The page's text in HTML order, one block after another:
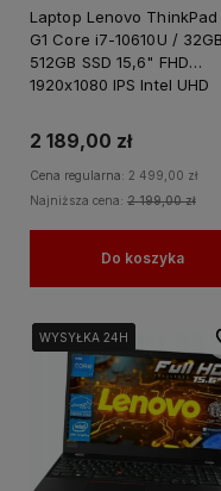
Laptop Lenovo ThinkPad
G1 Core i7-10610U /
512GB SSD 15,6" FHD
1920x1080 IPS Intel UHD
Nauki Domu
2 189,00 zł
Cena regularna: 2 499,00 zł
Najniższa cena: 2 199,00 zł
Do koszyka
WYSYŁKA 24H
WYSYŁKA 24H
WYSYŁKA 24H